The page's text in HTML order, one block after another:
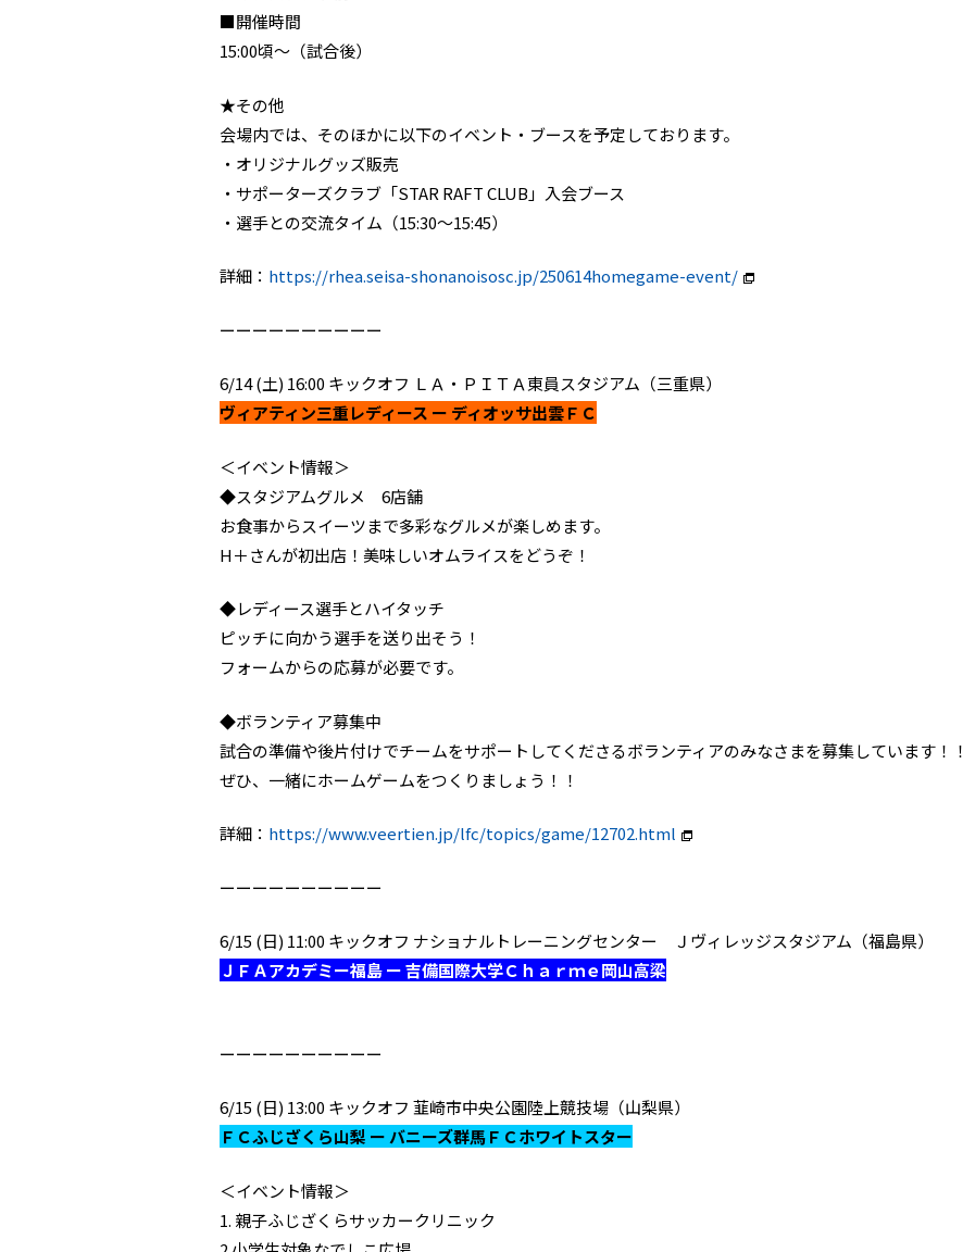
■開催時間
15:00頃〜（試合後）
★その他
会場内では、そのほかに以下のイベント・ブースを予定しております。
・オリジナルグッズ販売
・サポーターズクラブ「STAR RAFT CLUB」入会ブース
・選手との交流タイム（15:30〜15:45）
詳細： https://rhea.seisa-shonanoisosc.jp/250614homegame-event/
ーーーーーーーーーー
6/14 (土) 16:00 キックオフ ＬＡ・ＰＩＴＡ東員スタジアム（三重県）
ヴィアティン三重レディース ー ディオッサ出雲ＦＣ
＜イベント情報＞
◆スタジアムグルメ 6店舗
お食事からスイーツまで多彩なグルメが楽しめます。
H＋さんが初出店！美味しいオムライスをどうぞ！
◆レディース選手とハイタッチ
ピッチに向かう選手を送り出そう！
フォームからの応募が必要です。
◆ボランティア募集中
試合の準備や後片付けでチームをサポートしてくださるボランティアのみなさまを募集しています！！
ぜひ、一緒にホームゲームをつくりましょう！！
詳細： https://www.veertien.jp/lfc/topics/game/12702.html
ーーーーーーーーーー
6/15 (日) 11:00 キックオフ ナショナルトレーニングセンター Ｊヴィレッジスタジアム（福島県）
ＪＦＡアカデミー福島 ー 吉備国際大学Ｃｈａｒｍｅ岡山高梁
ーーーーーーーーーー
6/15 (日) 13:00 キックオフ 韮崎市中央公園陸上競技場（山梨県）
ＦＣふじざくら山梨 ー バニーズ群馬ＦＣホワイトスター
＜イベント情報＞
1. 親子ふじざくらサッカークリニック